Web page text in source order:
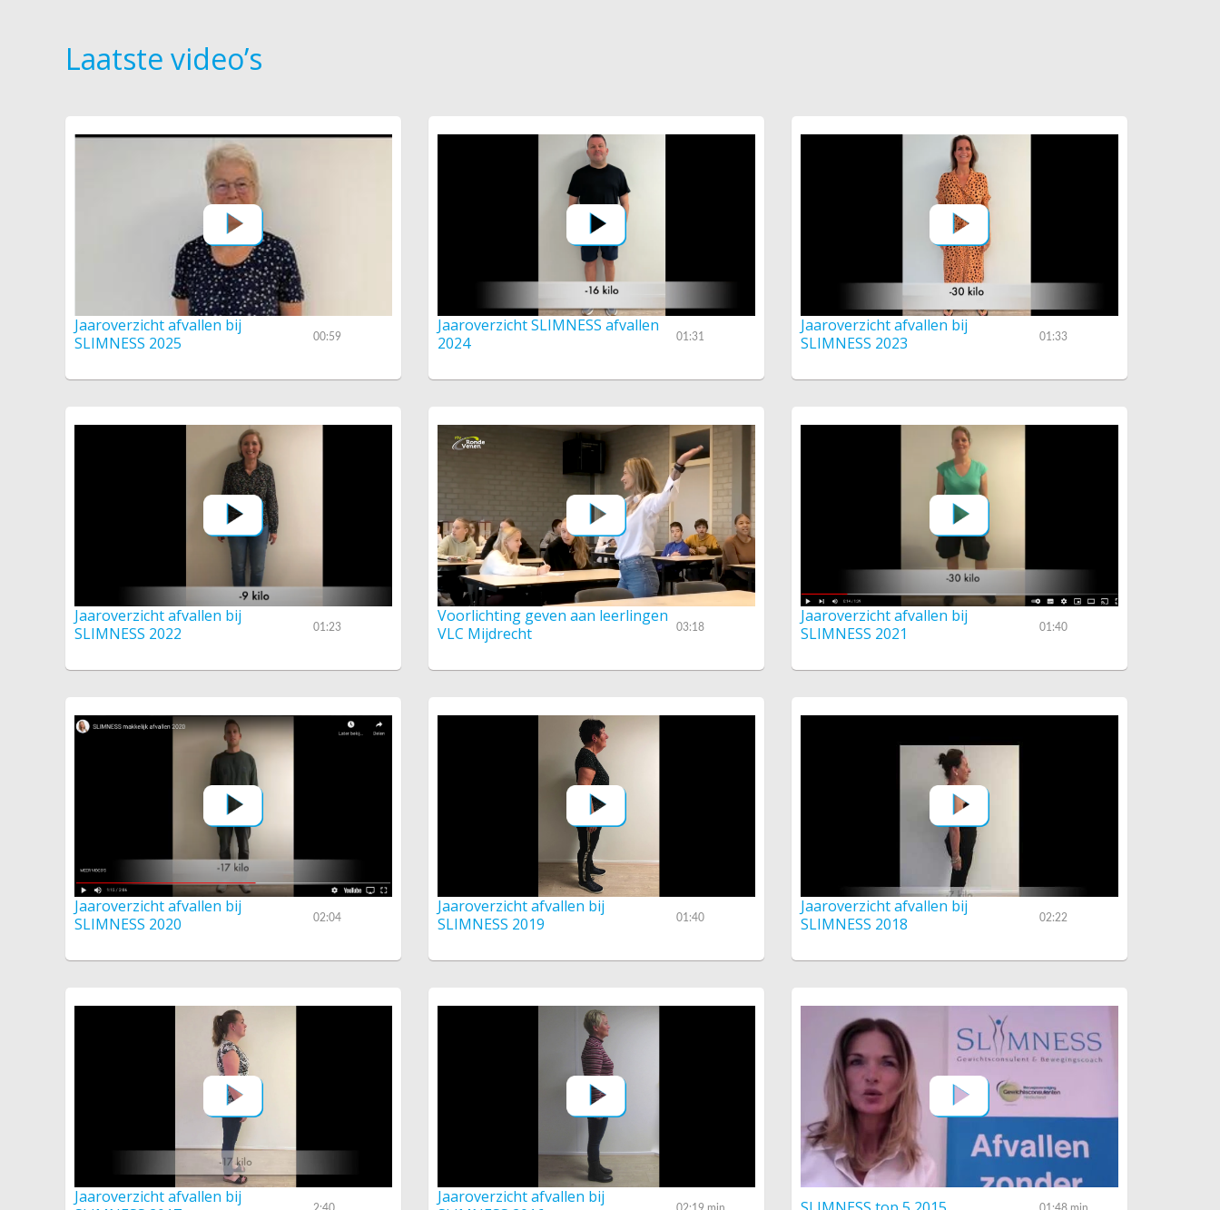
Laatste video’s
Jaaroverzicht afvallen bij
SLIMNESS 2025
00:59
Jaaroverzicht SLIMNESS afvallen
2024
01:31
Jaaroverzicht afvallen bij
SLIMNESS 2023
01:33
Jaaroverzicht afvallen bij
SLIMNESS 2022
01:23
Voorlichting geven aan leerlingen
VLC Mijdrecht
03:18
Jaaroverzicht afvallen bij
SLIMNESS 2021
01:40
Jaaroverzicht afvallen bij
SLIMNESS 2020
02:04
Jaaroverzicht afvallen bij
SLIMNESS 2019
01:40
Jaaroverzicht afvallen bij
SLIMNESS 2018
02:22
Jaaroverzicht afvallen bij
Jaaroverzicht afvallen bij